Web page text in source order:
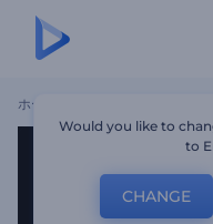
ホーム
Would you like to
to
CHANGE